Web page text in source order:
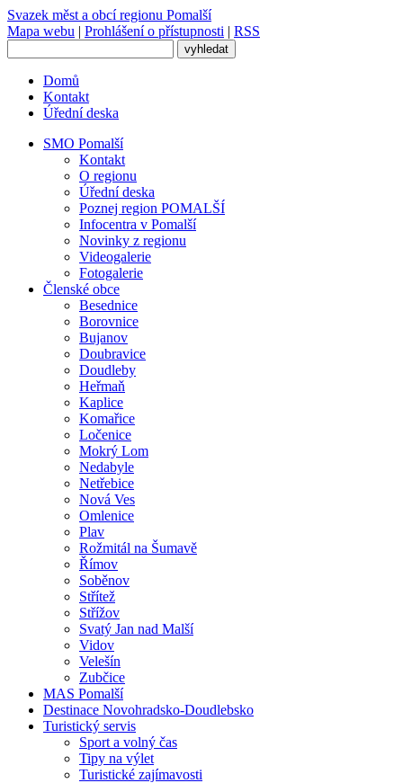
Svazek měst a obcí regionu Pomalší
Mapa webu | Prohlášení o přístupnosti | RSS
Domů
Kontakt
Úřední deska
SMO Pomalší
Kontakt
O regionu
Úřední deska
Poznej region POMALŠÍ
Infocentra v Pomalší
Novinky z regionu
Videogalerie
Fotogalerie
Členské obce
Besednice
Borovnice
Bujanov
Doubravice
Doudleby
Heřmaň
Kaplice
Komařice
Ločenice
Mokrý Lom
Nedabyle
Netřebice
Nová Ves
Omlenice
Plav
Rožmitál na Šumavě
Římov
Soběnov
Střítež
Střížov
Svatý Jan nad Malší
Vidov
Velešín
Zubčice
MAS Pomalší
Destinace Novohradsko-Doudlebsko
Turistický servis
Sport a volný čas
Tipy na výlet
Turistické zajímavosti